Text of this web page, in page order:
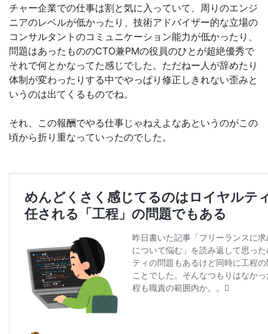
チャー企業での仕事は割と気に入っていて、周りのエンジ
ニアのレベルが低かったり、技術アドバイザー的な立場の
コンサルタントのコミュニケーション能力が低かったり、
問題はあったもののCTO兼PMの役員のひとが超絶優秀で
それで何とかなってた感じでした。ただねー人が辞めたり
体制が変わったりする中でやっぱり修正しきれない歪みと
いうのは出てくるものでね。
それ、この報酬でやる仕事じゃねえよなあというのがこの
頃から折り重なっていったのでした。